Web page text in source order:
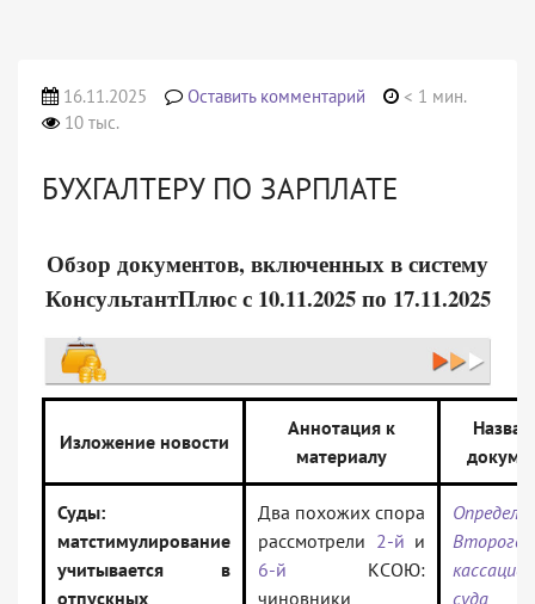
16.11.2025 Оставить комментарий
< 1 мин.
10 тыс.
БУХГАЛТЕРУ ПО ЗАРПЛАТЕ
Обзор документов, включенных в систему
КонсультантПлюс с 10.11.2025 по 17.11.2025
Изложение новости
Аннотация к
материалу
Суды:
матстимулирование
учитывается в
отпускных
Два похожих спора
рассмотрели 2-й и
6-й КСОЮ:
чиновники
Второго
суда